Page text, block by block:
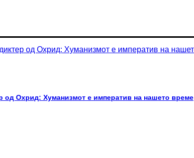
од Охрид: Хуманизмот е императив на нашето време